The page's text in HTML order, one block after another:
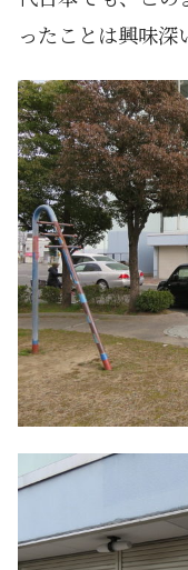
ったことは興味深